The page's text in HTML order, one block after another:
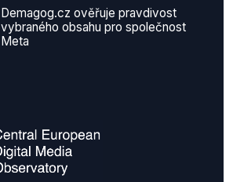
Demagog.cz ověřuje pravdivost
vybraného obsahu pro společnost
Meta